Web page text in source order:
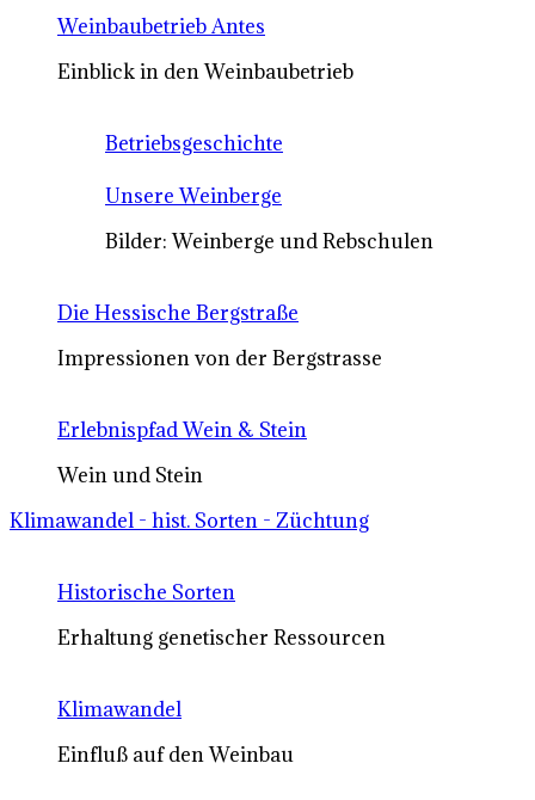
Weinbaubetrieb Antes
Einblick in den Weinbaubetrieb
Betriebsgeschichte
Unsere Weinberge
Bilder: Weinberge und Rebschulen
Die Hessische Bergstraße
Impressionen von der Bergstrasse
Erlebnispfad Wein & Stein
Wein und Stein
Klimawandel - hist. Sorten - Züchtung
Historische Sorten
Erhaltung genetischer Ressourcen
Klimawandel
Einfluß auf den Weinbau